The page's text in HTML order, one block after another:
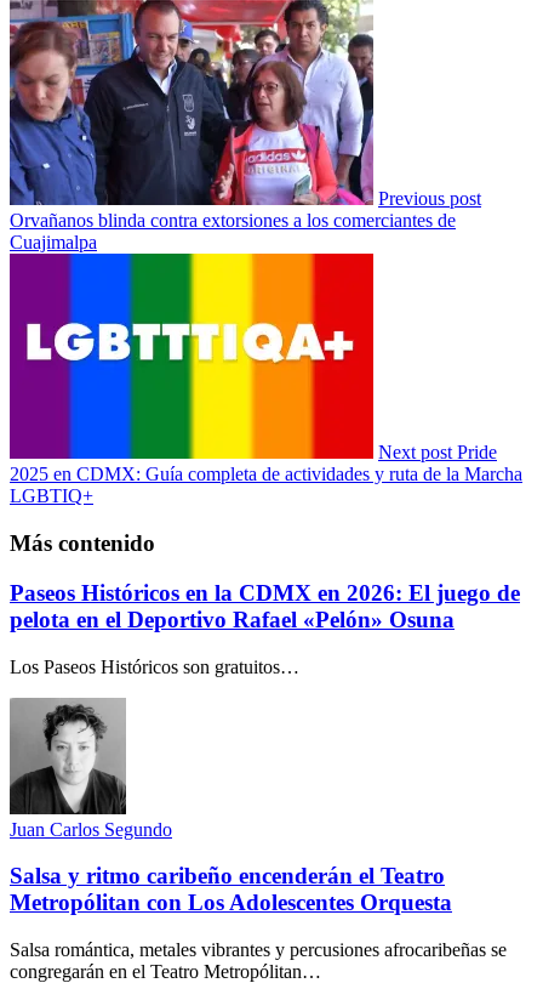
Previous post
Orvañanos blinda contra extorsiones a los comerciantes de
Cuajimalpa
Next post Pride
2025 en CDMX: Guía completa de actividades y ruta de la Marcha
LGBTIQ+
Más contenido
Paseos Históricos en la CDMX en 2026: El juego de
pelota en el Deportivo Rafael «Pelón» Osuna
Los Paseos Históricos son gratuitos…
Juan Carlos Segundo
Salsa y ritmo caribeño encenderán el Teatro
Metropólitan con Los Adolescentes Orquesta
Salsa romántica, metales vibrantes y percusiones afrocaribeñas se
congregarán en el Teatro Metropólitan…